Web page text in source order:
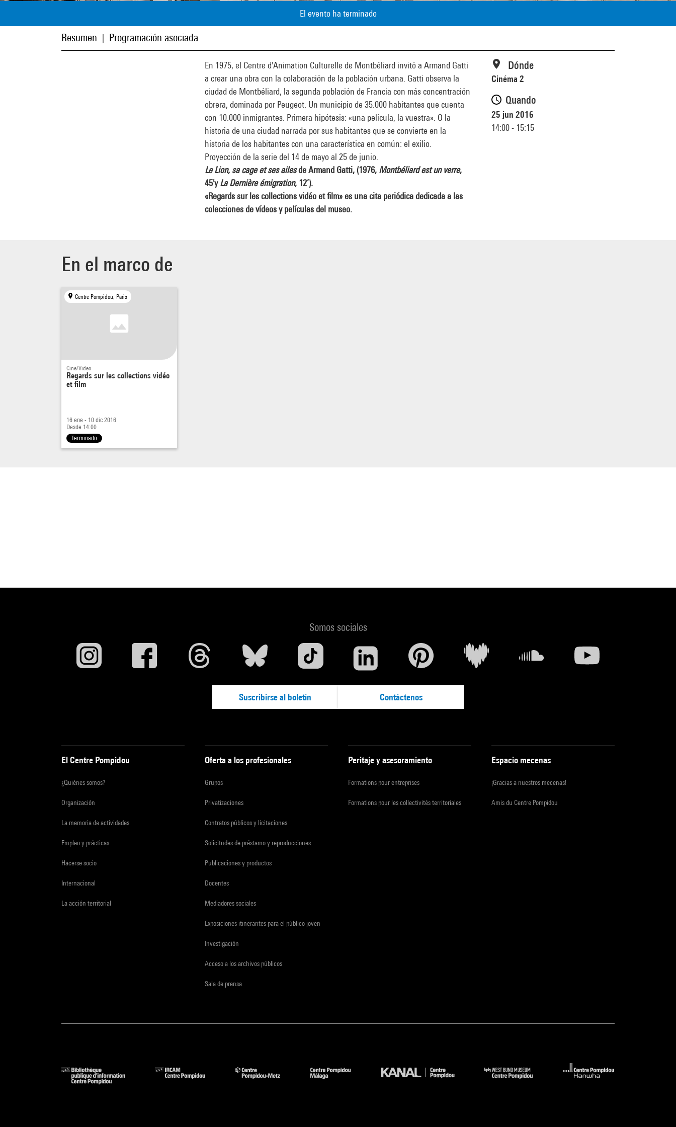
El evento ha terminado
Resumen Programación asociada
En 1975, el Centre d'Animation Culturelle de Montbéliard invitó a Armand Gatti
a crear una obra con la colaboración de la población urbana. Gatti observa la
ciudad de Montbéliard, la segunda población de Francia con más concentración
obrera, dominada por Peugeot. Un municipio de 35.000 habitantes que cuenta
con 10.000 inmigrantes. Primera hipótesis: «una película, la vuestra». O la
historia de una ciudad narrada por sus habitantes que se convierte en la
historia de los habitantes con una característica en común: el exilio.
Proyección de la serie del 14 de mayo al 25 de junio.
Le Lion, sa cage et ses ailesde Armand Gatti, (1976, Montbéliard est un verre,
45'yLa Dernière émigration, 12’).
«Regards sur les collections vidéo et film» es una cita periódica dedicada a las
colecciones de vídeos y películas del museo.
Dónde
Cinéma 2
Quando
25 jun 2016
14:00 - 15:15
En el marco de
Centre Pompidou, Paris
Cine/Video
Regards sur les collections vidéo
et film
16 ene - 10 dic 2016
Desde 14:00
Terminado
Somos sociales
Suscribirse al boletín Contáctenos
El Centre Pompidou
¿Quiénes somos?
Organización
La memoria de actividades
Empleo y prácticas
Hacerse socio
Internacional
La acción territorial
Oferta a los profesionales
Grupos
Privatizaciones
Contratos públicos y licitaciones
Solicitudes de préstamo y reproducciones
Publicaciones y productos
Docentes
Mediadores sociales
Exposiciones itinerantes para el público joven
Investigación
Acceso a los archivos públicos
Sala de prensa
Peritaje y asesoramiento
Formations pour entreprises
Formations pour les collectivités territoriales
Espacio mecenas
¡Gracias a nuestros mecenas!
Amis du Centre Pompidou